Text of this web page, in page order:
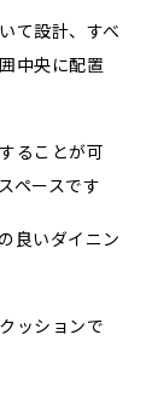
て設計、すべ
中央に配置
ることが可
ペースです
良いダイニン
ッションで